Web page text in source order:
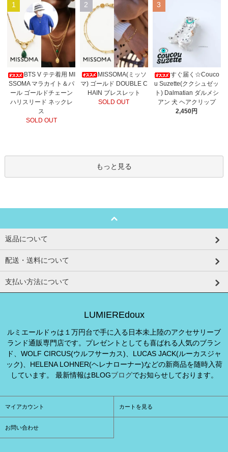
1
BTS V テテ着用 MI
SSOMA マラカイト＆パ
ール ゴールドチェーン
ハリスリード ネックレ
ス
SOLD OUT
2
MISSOMA(ミッソ
マ) ゴールド DOUBLE C
HAIN ブレスレット
SOLD OUT
3
すぐ届く☆Couco
u Suzette(ククシュゼッ
ト) Dalmatian ダルメシ
アン 犬 ヘアクリップ
2,450円
もっと見る
返品について
配送・送料について
支払い方法について
LUMIEREdoux
ルミエールドゥは１万円台で手に入る日本未上陸のアクセサリーブ
ランド通販専門店です。プレゼントとしても喜ばれる人気のブラン
ド、WOLF CIRCUS(ウルフサーカス)、LUCAS JACK(ルーカスジャ
ック)、HELENA LOHNER(ヘレナローナー)などの新商品を随時入荷
しています。 最新情報はBLOGブログでお知らせしております。
マイアカウント カートを見る
お問い合わせ